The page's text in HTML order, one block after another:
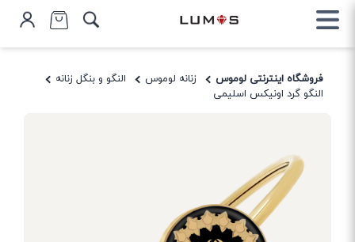
فروشگاه اینترنتی لوموس زنانه لوموس
النگو و بنگل زنانه
النگو گرد اونیکس اسلیمی